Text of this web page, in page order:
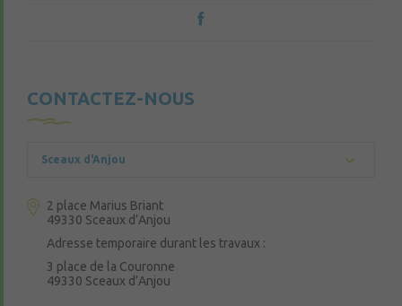
CONTACTEZ-NOUS
Sceaux d'Anjou
2 place Marius Briant
49330 Sceaux d’Anjou
Adresse temporaire durant les travaux :
3 place de la Couronne
49330 Sceaux d’Anjou